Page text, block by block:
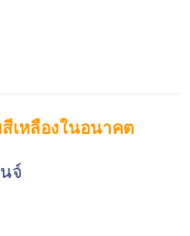
เหลืองในอนาคต
จ์